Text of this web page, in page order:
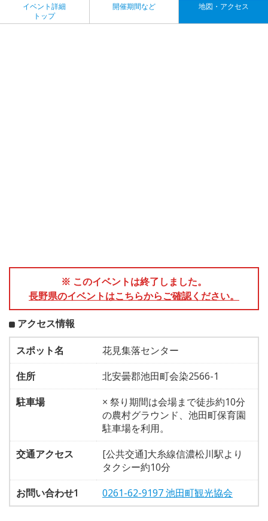
イベント詳細
トップ
開催期間など 地図・アクセス
※ このイベントは終了しました。
長野県のイベントはこちらからご確認ください。
アクセス情報
スポット名
花見集落センター
住所
北安曇郡池田町会染2566-1
駐車場
× 祭り期間は会場まで徒歩約10分
の農村グラウンド、池田町保育園
駐車場を利用。
交通アクセス
[公共交通]大糸線信濃松川駅より
タクシー約10分
お問い合わせ1
0261-62-9197 池田町観光協会